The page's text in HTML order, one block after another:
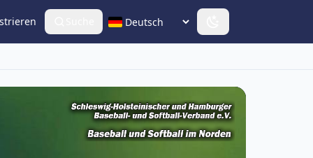
Sprache wählen